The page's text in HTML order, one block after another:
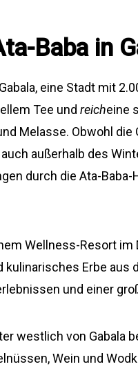
Baba in
eine Stadt mit
Tee undreicheine
Melasse. Obwohl
außerhalb des
durch die Ata-
Wellness-Resort
Erbe aus
und einer
westlich von Gabala
Wein und